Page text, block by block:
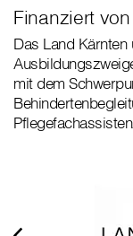
Finanziert von
Das Land
mit dem